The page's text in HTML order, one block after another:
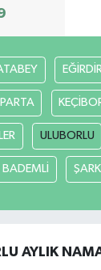
ULUBORLU
AYLIK